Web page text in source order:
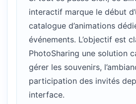
interactif marque le début
catalogue d’animations
événements. L’objectif est
PhotoSharing une solution
gérer les souvenirs,
participation des invités
interface.